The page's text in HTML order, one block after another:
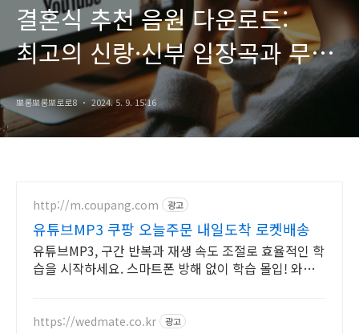
결혼식 추천 음원 다운로드:
최고의 신랑·신부 입장곡과 무료
유튜브 MP3 다운로드 방법
뽀롱뽀롱뽀로로8 2024. 5. 9. 15:16
http://m.coupang.com 광고
유튜브MP3 쿠팡 오늘주문 내일도착 로켓배송
유튜브MP3, 구간 반복과 재생 속도 조절로 효율적인 학
습을 시작하세요. 스마트폰 방해 없이 학습 몰입! 와우
https://wedmate.co.kr 광고